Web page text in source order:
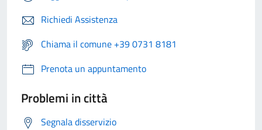
Richiedi Assistenza
Chiama il comune +39 0731 8181
Prenota un appuntamento
Problemi in città
Segnala disservizio